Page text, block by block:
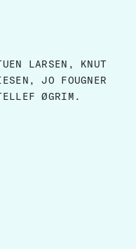
LARSEN, KNUT
JO FOUGNER
ØGRIM.